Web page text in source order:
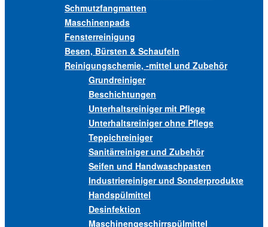
Schmutzfangmatten
Maschinenpads
Fensterreinigung
Besen, Bürsten & Schaufeln
Reinigungschemie, -mittel und Zubehör
Grundreiniger
Beschichtungen
Unterhaltsreiniger mit Pflege
Unterhaltsreiniger ohne Pflege
Teppichreiniger
Sanitärreiniger und Zubehör
Seifen und Handwaschpasten
Industriereiniger und Sonderprodukte
Handspülmittel
Desinfektion
Maschinengeschirrspülmittel